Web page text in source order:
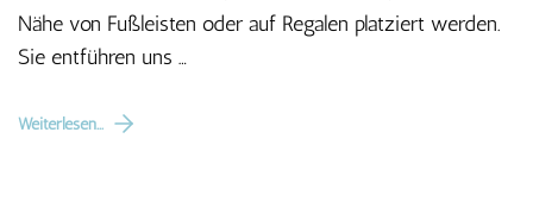
Nähe von Fußleisten oder auf Regalen platziert werden.
Sie entführen uns …
Weiterlesen...